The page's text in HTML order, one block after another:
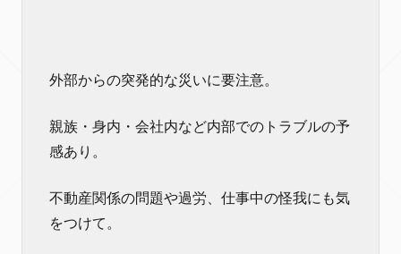
外部からの突発的な災いに要注意。
親族・身内・会社内など内部でのトラブルの予
感あり。
不動産関係の問題や過労、仕事中の怪我にも気
をつけて。